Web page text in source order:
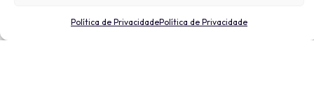
Política de PrivacidadePolítica de Privacidade